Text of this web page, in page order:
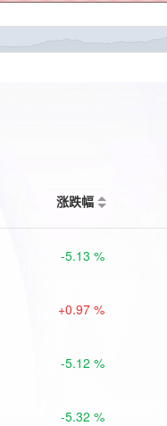
涨跌幅
-5.13 %
+0.97 %
-5.12 %
-5.32 %